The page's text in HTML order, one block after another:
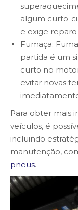
algum curto-
e exige
Fumaça:
partida é um
curto no
evitar novas
Para obter mais
veículos, é
incluindo
manutenção,
pneus.